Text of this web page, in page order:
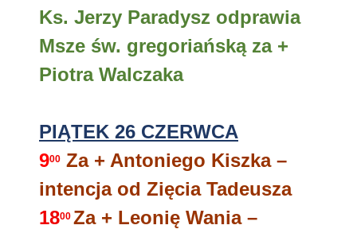
Ks. Jerzy Paradysz odprawia
Msze św. gregoriańską za +
Piotra Walczaka
PIĄTEK 26 CZERWCA
900 Za + Antoniego Kiszka –
intencja od Zięcia Tadeusza
1800 Za + Leonię Wania –